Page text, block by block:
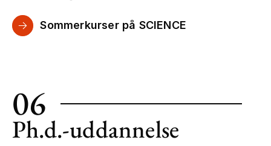
Sommerkurser på SCIENCE
06
Ph.d.-uddannelse